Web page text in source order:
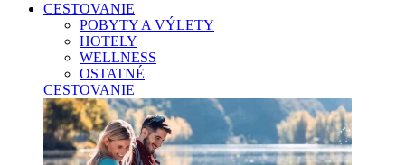
CESTOVANIE
POBYTY A VÝLETY
HOTELY
WELLNESS
OSTATNÉ
CESTOVANIE